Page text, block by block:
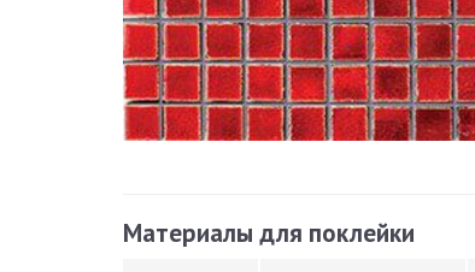
Материалы для поклейки